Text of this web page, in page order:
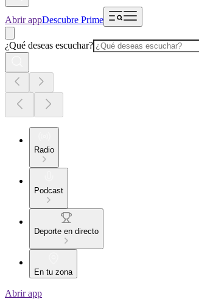
Abrir appDescubre Prime
¿Qué deseas escuchar?
Radio
Podcast
Deporte en directo
En tu zona
Abrir app